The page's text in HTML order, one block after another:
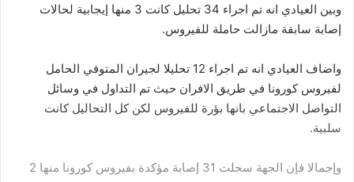
وبين العيادي انه تم اجراء 34 تحليل كانت 3 منها إيجابية لحالات
إصابة سابقة مازالت حاملة للفيروس.
واضاف العيادي انه تم اجراء 12 تحليلا لجيران المتوفي الحامل
لفيروس كورونا في طريق الافران حيث تم التداول في وسائل
التواصل الاجتماعي بانها بؤرة للفيروس لكن كل التحاليل كانت
سلبية.
وإجمالا فإن الجهة سجلت 31 إصابة مؤكدة بفيروس كورونا منها 2